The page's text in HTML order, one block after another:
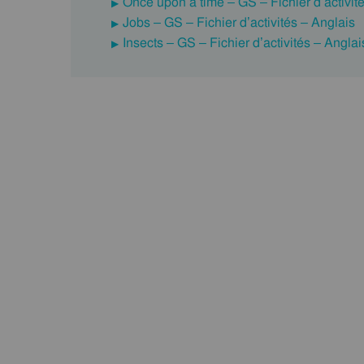
Jobs – GS – Fichier d’activités – Anglais
Insects – GS – Fichier d’activités –